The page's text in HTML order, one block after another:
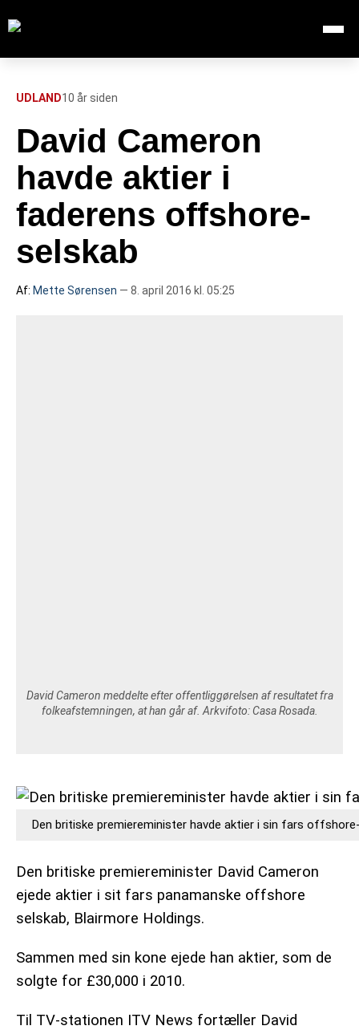
Åbn
FORSIDE
112
INDLAND
UDLAND
UDLAND10 år siden
David Cameron
havde aktier i
faderens offshore-
selskab
Af: Mette Sørensen — 8. april 2016 kl. 05:25
David Cameron meddelte efter offentliggørelsen af resultatet fra
folkeafstemningen, at han går af. Arkvifoto: Casa Rosada.
Den britiske premiereminister havde aktier i sin fars
Den britiske premiereminister David Cameron
ejede aktier i sit fars panamanske offshore
selskab, Blairmore Holdings.
Sammen med sin kone ejede han aktier, som de
solgte for £30,000 i 2010.
Til TV-stationen ITV News fortæller David